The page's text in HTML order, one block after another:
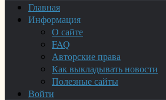
Главная
Информация
О сайте
FAQ
Авторские права
Как выкладывать новости
Полезные сайты
Войти